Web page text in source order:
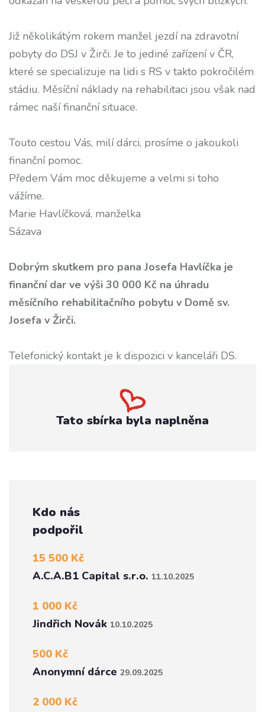
Již několikátým rokem manžel jezdí na zdravotní
pobyty do DSJ v Žirči. Je to jediné zařízení v ČR,
které se specializuje na lidi s RS v takto pokročilém
stádiu. Měsíční náklady na rehabilitaci jsou však nad
rámec naší finanční situace.
Touto cestou Vás, milí dárci, prosíme o jakoukoli
finanční pomoc.
Předem Vám moc děkujeme a velmi si toho
vážíme.
Marie Havlíčková, manželka
Sázava
Dobrým skutkem pro pana Josefa Havlíčka je
finanční dar ve výši 30 000 Kč na úhradu
měsíčního rehabilitačního pobytu v Domě sv.
Josefa v Žirči.
Telefonický kontakt je k dispozici v kanceláři DS.
Tato sbírka byla naplněna
Kdo nás
podpořil
15 500 Kč
A.C.A.B1 Capital s.r.o. 11.10.2025
1 000 Kč
Jindřich Novák 10.10.2025
500 Kč
Anonymní dárce 29.09.2025
2 000 Kč